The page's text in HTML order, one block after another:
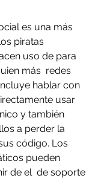
es una más
piratas
uso de para
más  redes
hablar con
usar
y también
a perder la
código. Los
pueden
de el  de soporte